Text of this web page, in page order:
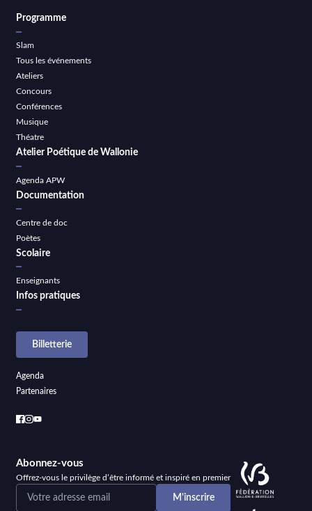
Programme
Slam
Tous les événements
Ateliers
Concours
Conférences
Musique
Théatre
Atelier Poétique de Wallonie
Agenda APW
Documentation
Centre de doc
Poètes
Scolaire
Enseignants
Infos pratiques
Billetterie
Agenda
Partenaires
Abonnez-vous
Offrez-vous le privilège d’être informé et inspiré en premier